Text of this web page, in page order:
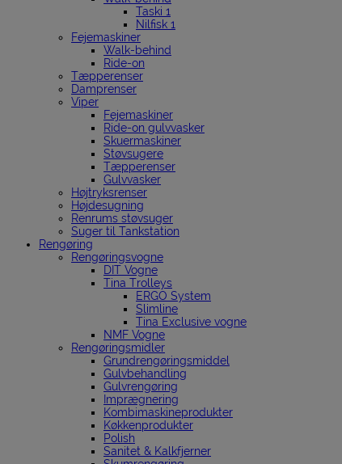
Taski 1
Nilfisk 1
Fejemaskiner
Walk-behind
Ride-on
Tæpperenser
Damprenser
Viper
Fejemaskiner
Ride-on gulvvasker
Skuermaskiner
Støvsugere
Tæpperenser
Gulvvasker
Højtryksrenser
Højdesugning
Renrums støvsuger
Suger til Tankstation
Rengøring
Rengøringsvogne
DIT Vogne
Tina Trolleys
ERGO System
Slimline
Tina Exclusive vogne
NMF Vogne
Rengøringsmidler
Grundrengøringsmiddel
Gulvbehandling
Gulvrengøring
Imprægnering
Kombimaskineprodukter
Køkkenprodukter
Polish
Sanitet & Kalkfjerner